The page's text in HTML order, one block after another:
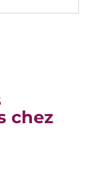
chez